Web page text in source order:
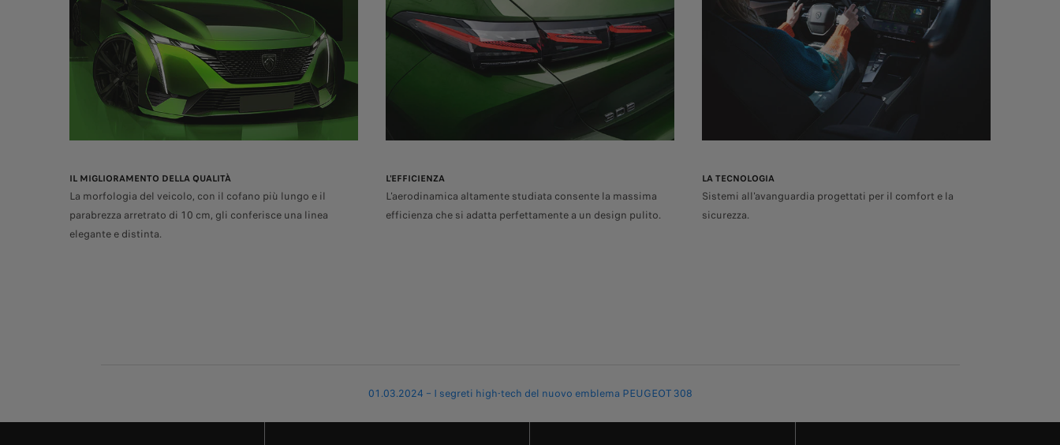
IL MIGLIORAMENTO DELLA QUALITÀ
La morfologia del veicolo, con il cofano più lungo e il
parabrezza arretrato di 10 cm, gli conferisce una linea
elegante e distinta.
L'EFFICIENZA
L'aerodinamica altamente studiata consente la massima
efficienza che si adatta perfettamente a un design pulito.
LA TECNOLOGIA
Sistemi all'avanguardia progettati per il comfort e la
sicurezza.
01.03.2024 – I segreti high-tech del nuovo emblema PEUGEOT 308